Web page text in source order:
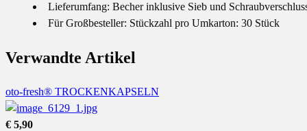
Lieferumfang: Becher inklusive Sieb und
Für Großbesteller: Stückzahl pro Umkarton: 30 Stück
Verwandte Artikel
oto-fresh® TROCKENKAPSELN
€ 5,90